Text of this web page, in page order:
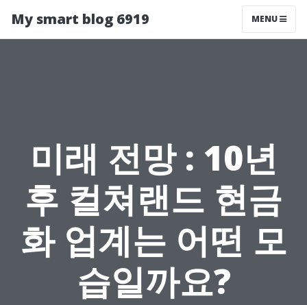
My smart blog 6919 MENU
미래 전망 : 10년
후 컬쳐랜드 현금
화 업계는 어떤 모
습일까요?